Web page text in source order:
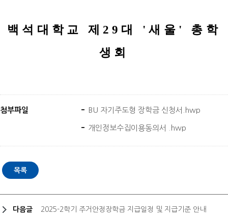
백석대학교 제 29 대 '새울 ' 총학
생회
첨부파일 BU 자기주도형 장학금 신청서.hwp
개인정보수집이용동의서 .hwp
다음글 2025-2학기 주거안정장학금 지급일정 및 지급기준 안내